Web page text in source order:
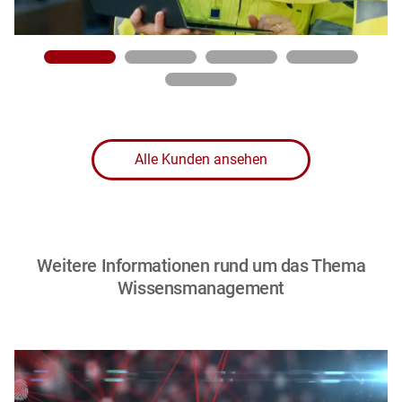
Alle Kunden ansehen
Weitere Informationen rund um das Thema
Wissensmanagement